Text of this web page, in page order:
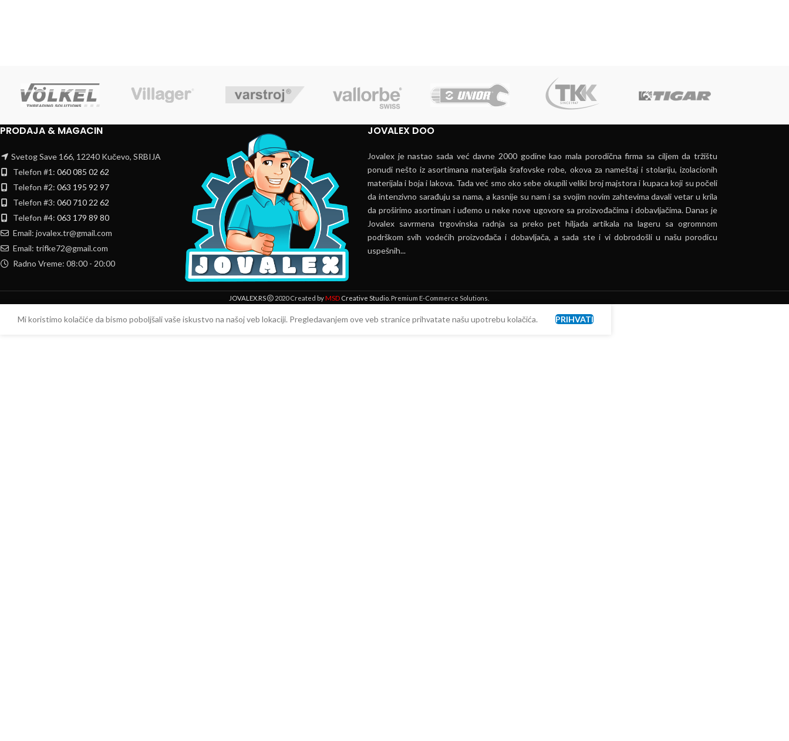
PRODAJA & MAGACIN
Svetog Save 166, 12240 Kučevo, SRBIJA
Telefon #1: 060 085 02 62
Telefon #2: 063 195 92 97
Telefon #3: 060 710 22 62
Telefon #4: 063 179 89 80
Email: jovalex.tr@gmail.com
Email: trifke72@gmail.com
Radno Vreme: 08:00 - 20:00
JOVALEX DOO
Jovalex je nastao sada već davne 2000 godine kao mala porodična firma sa ciljem da tržištu
ponudi nešto iz asortimana materijala šrafovske robe, okova za nameštaj i stolariju, izolacionih
materijala i boja i lakova. Tada već smo oko sebe okupili veliki broj majstora i kupaca koji su počeli
da intenzivno sarađuju sa nama, a kasnije su nam i sa svojim novim zahtevima davali vetar u krila
da proširimo asortiman i uđemo u neke nove ugovore sa proizvođačima i dobavljačima. Danas je
Jovalex savrmena trgovinska radnja sa preko pet hiljada artikala na lageru sa ogromnom
podrškom svih vodećih proizvođača i dobavljača, a sada ste i vi dobrodošli u našu porodicu
uspešnih...
JOVALEX.RS 2020 Created byMSDCreative Studio. Premium E-Commerce Solutions.
Mi koristimo kolačiće da bismo poboljšali vaše iskustvo na našoj veb lokaciji. Pregledavanjem ove veb stranice prihvatate našu upotrebu kolačića. PRIHVATI